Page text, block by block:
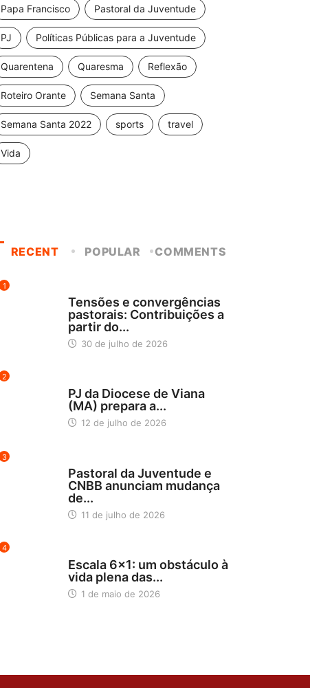
Papa Francisco Pastoral da Juventude
PJ Políticas Públicas para a Juventude
Quarentena Quaresma Reflexão
Roteiro Orante Semana Santa
Semana Santa 2022 sports travel
Vida
RECENT POPULAR COMMENTS
1
Tensões e convergências
pastorais: Contribuições a
partir do...
30 de julho de 2026
2
PJ da Diocese de Viana
(MA) prepara a...
12 de julho de 2026
3
Pastoral da Juventude e
CNBB anunciam mudança
de...
11 de julho de 2026
4
Escala 6×1: um obstáculo à
vida plena das...
1 de maio de 2026